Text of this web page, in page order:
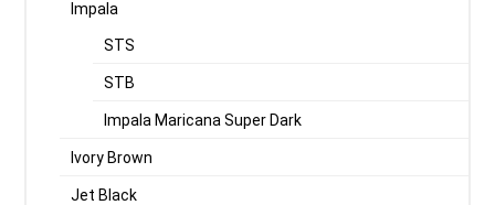
Impala
STS
STB
Impala Maricana Super Dark
Ivory Brown
Jet Black